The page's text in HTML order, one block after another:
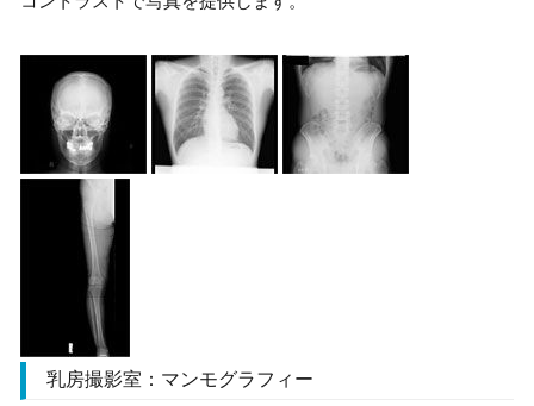
乳房撮影室：マンモグラフィー